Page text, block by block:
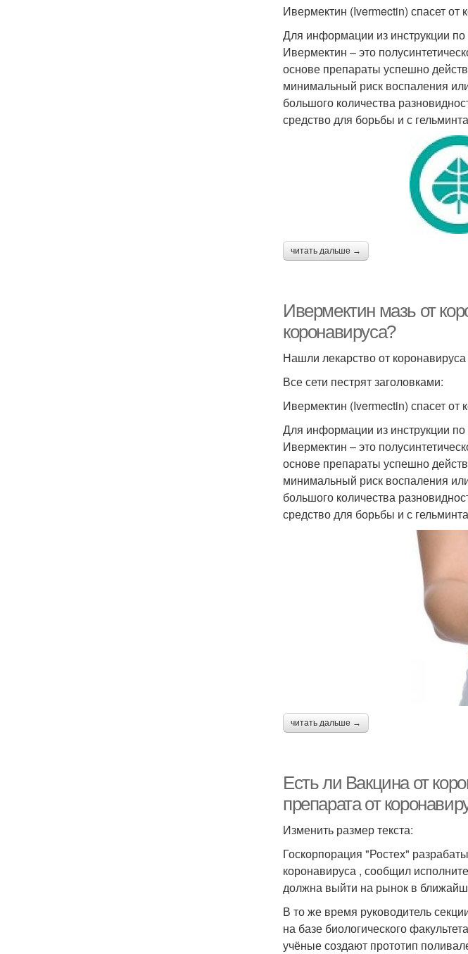
Ивермектин (Ivermectin) спасет от
Для информации из инструкции
Ивермектин – это
основе препараты успешно
минимальный риск воспаления
большого количества
средство для борьбы и с
читать дальше →
Ивермектин мазь от
коронавируса?
Нашли лекарство от
Все сети пестрят заголовками:
Ивермектин (Ivermectin) спасет от
Для информации из инструкции
Ивермектин – это
основе препараты успешно
минимальный риск воспаления
большого количества
средство для борьбы и с
читать дальше →
Есть ли Вакцина от
препарата от
Изменить размер текста:
Госкорпорация "Ростех"
коронавируса , сообщил
должна выйти на рынок в
В то же время руководитель
на базе биологического
учёные создают прототип